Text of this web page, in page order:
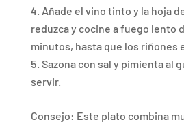
Añade el vino tinto y la hoja
reduzca y cocine a fuego lento
minutos, hasta que los riñones
Sazona con sal y pimienta al
servir.
Consejo: Este plato combina